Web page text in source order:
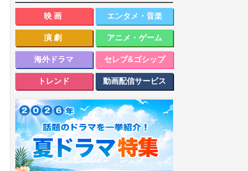
映画 エンタメ・音楽
演劇 アニメ・ゲーム
海外ドラマ セレブ&ゴシップ
トレンド 動画配信サービス